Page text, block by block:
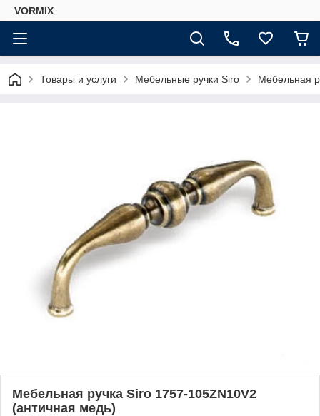
VORMIX
Товары и услуги Мебельные ручки Siro Мебельная
Мебельная ручка Siro 1757-105ZN10V2
(античная медь)